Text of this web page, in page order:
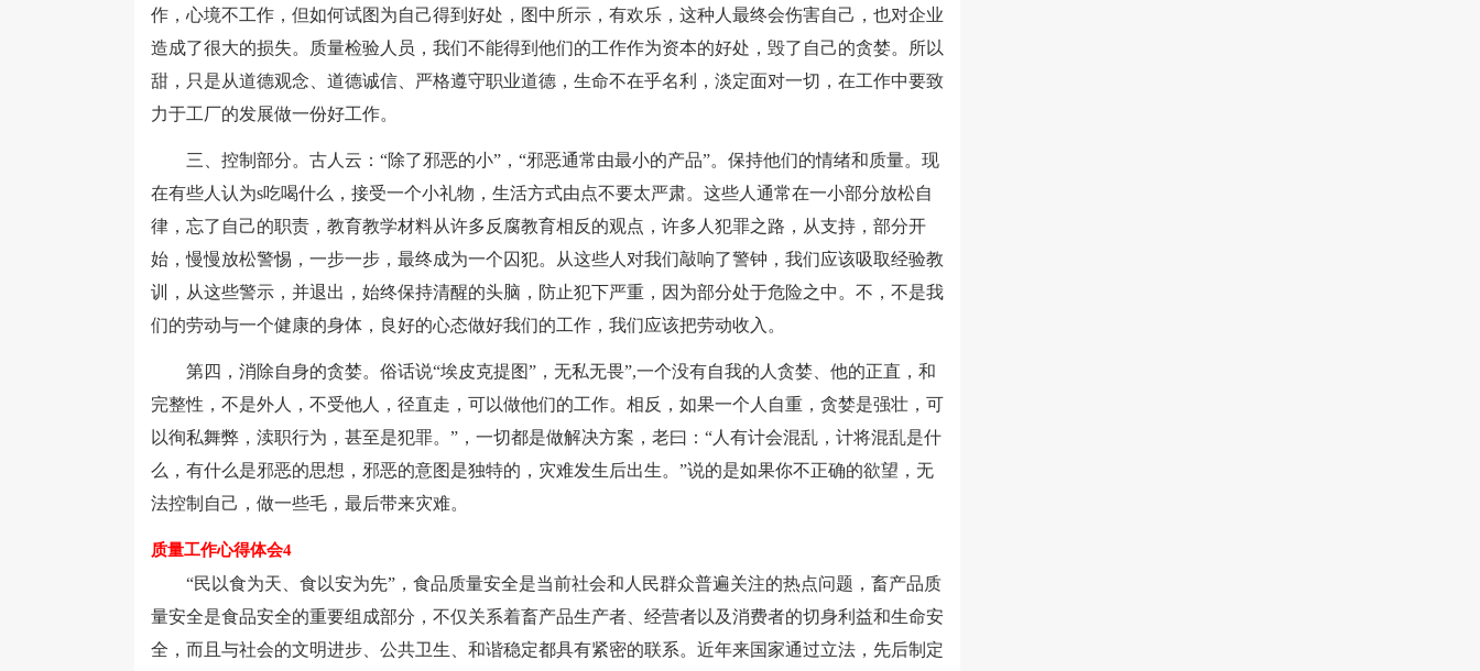
作，心境不工作，但如何试图为自己得到好处，图中所示，有欢乐，这种人最终会伤害自己，也对企业
造成了很大的损失。质量检验人员，我们不能得到他们的工作作为资本的好处，毁了自己的贪婪。所以
甜，只是从道德观念、道德诚信、严格遵守职业道德，生命不在乎名利，淡定面对一切，在工作中要致
力于工厂的发展做一份好工作。
三、控制部分。古人云：“除了邪恶的小”，“邪恶通常由最小的产品”。保持他们的情绪和质量。现
在有些人认为s吃喝什么，接受一个小礼物，生活方式由点不要太严肃。这些人通常在一小部分放松自
律，忘了自己的职责，教育教学材料从许多反腐教育相反的观点，许多人犯罪之路，从支持，部分开
始，慢慢放松警惕，一步一步，最终成为一个囚犯。从这些人对我们敲响了警钟，我们应该吸取经验教
训，从这些警示，并退出，始终保持清醒的头脑，防止犯下严重，因为部分处于危险之中。不，不是我
们的劳动与一个健康的身体，良好的心态做好我们的工作，我们应该把劳动收入。
第四，消除自身的贪婪。俗话说“埃皮克提图”，无私无畏”,一个没有自我的人贪婪、他的正直，和
完整性，不是外人，不受他人，径直走，可以做他们的工作。相反，如果一个人自重，贪婪是强壮，可
以徇私舞弊，渎职行为，甚至是犯罪。”，一切都是做解决方案，老曰：“人有计会混乱，计将混乱是什
么，有什么是邪恶的思想，邪恶的意图是独特的，灾难发生后出生。”说的是如果你不正确的欲望，无
法控制自己，做一些毛，最后带来灾难。
质量工作心得体会4
“民以食为天、食以安为先”，食品质量安全是当前社会和人民群众普遍关注的热点问题，畜产品质
量安全是食品安全的重要组成部分，不仅关系着畜产品生产者、经营者以及消费者的切身利益和生命安
全，而且与社会的文明进步、公共卫生、和谐稳定都具有紧密的联系。近年来国家通过立法，先后制定